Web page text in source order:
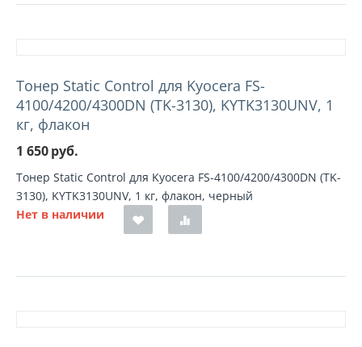
Тонер Static Control для Kyocera FS-
4100/4200/4300DN (TK-3130), KYTK3130UNV, 1
кг, флакон
1 650руб.
Тонер Static Control для Kyocera FS-4100/4200/4300DN (TK-
3130), KYTK3130UNV, 1 кг, флакон, черный
Нет в наличии